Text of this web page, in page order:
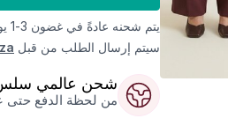
يتم شحنه عادةً في غضون 3-1 يوم
سيتم إرسال الطلب من قبل
شحن عالمي
من لحظة الدفع حتى